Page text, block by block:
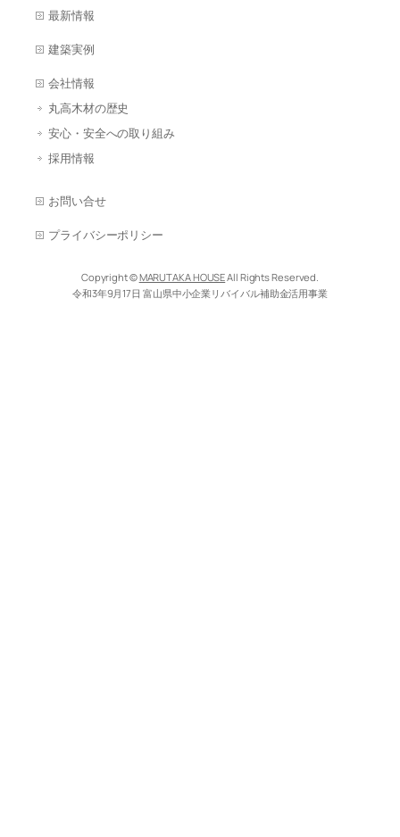
最新情報
建築実例
会社情報
丸高木材の歴史
安心・安全への取り組み
採用情報
お問い合せ
プライバシーポリシー
Copyright ©MARUTAKA HOUSEAll Rights Reserved.
令和3年9月17日 富山県中小企業リバイバル補助金活用事業